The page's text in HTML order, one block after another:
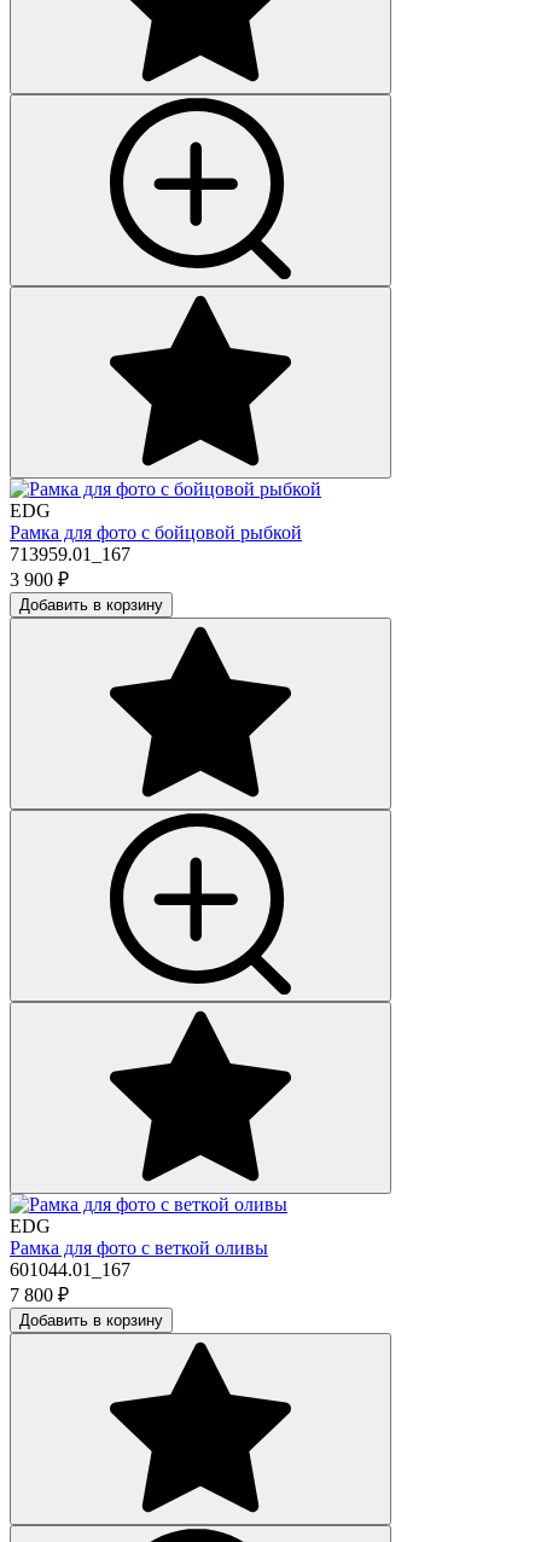
EDG
Рамка для фото с бойцовой рыбкой
713959.01_167
3 900 ₽
Добавить в корзину
EDG
Рамка для фото с веткой оливы
601044.01_167
7 800 ₽
Добавить в корзину